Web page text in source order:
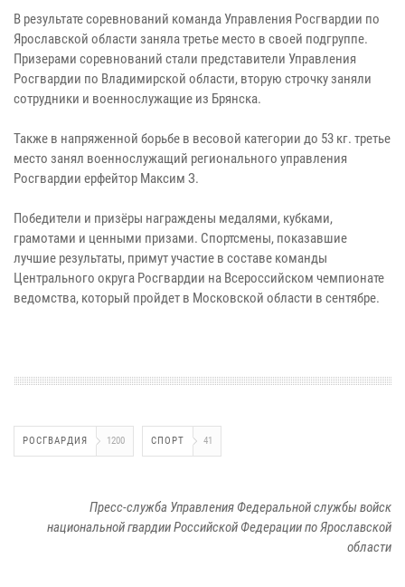
В результате соревнований команда Управления Росгвардии по
Ярославской области заняла третье место в своей подгруппе.
Призерами соревнований стали представители Управления
Росгвардии по Владимирской области, вторую строчку заняли
сотрудники и военнослужащие из Брянска.
Также в напряженной борьбе в весовой категории до 53 кг. третье
место занял военнослужащий регионального управления
Росгвардии ерфейтор Максим З.
Победители и призёры награждены медалями, кубками,
грамотами и ценными призами. Спортсмены, показавшие
лучшие результаты, примут участие в составе команды
Центрального округа Росгвардии на Всероссийском чемпионате
ведомства, который пройдет в Московской области в сентябре.
РОСГВАРДИЯ 1200 СПОРТ 41
Пресс-служба Управления Федеральной службы войск
национальной гвардии Российской Федерации по Ярославской
области